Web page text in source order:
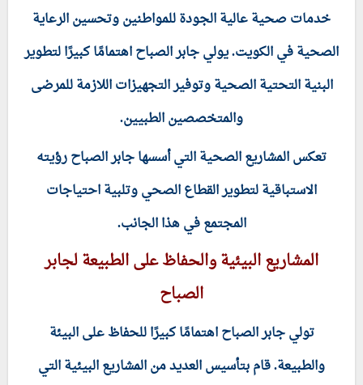
خدمات صحية عالية الجودة للمواطنين وتحسين الرعاية
الصحية في الكويت. يولي جابر الصباح اهتمامًا كبيرًا لتطوير
البنية التحتية الصحية وتوفير التجهيزات اللازمة للمرضى
والمتخصصين الطبيين.
تعكس المشاريع الصحية التي أسسها جابر الصباح رؤيته
الاستباقية لتطوير القطاع الصحي وتلبية احتياجات
المجتمع في هذا الجانب.
المشاريع البيئية والحفاظ على الطبيعة لجابر
الصباح
تولي جابر الصباح اهتمامًا كبيرًا للحفاظ على البيئة
والطبيعة. قام بتأسيس العديد من المشاريع البيئية التي